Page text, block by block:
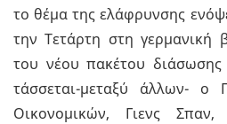
το θέμα της ελάφρυνσης
την Τετάρτη στη γερμανική
του νέου πακέτου
τάσσεται-μεταξύ άλλων- ο
Οικονομικών, Γιενς